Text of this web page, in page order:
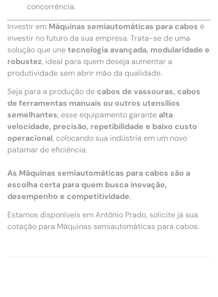
concorrência.
Investir em Máquinas semiautomáticas para cabos é
investir no futuro da sua empresa. Trata-se de uma
solução que unetecnologia avançada, modularidade e
robustez, ideal para quem deseja aumentar a
produtividade sem abrir mão da qualidade.
Seja para a produção de cabos de vassouras, cabos
de ferramentas manuais ou outros utensílios
semelhantes, esse equipamento garante alta
velocidade, precisão, repetibilidade e baixo custo
operacional, colocando sua indústria em um novo
patamar de eficiência.
As Máquinas semiautomáticas para cabos são a
escolha certa para quem busca inovação,
desempenho e competitividade.
Estamos disponíveis em Antônio Prado, solicite já sua
cotação para Máquinas semiautomáticas para cabos.